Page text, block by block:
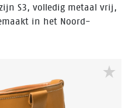
S3, volledig metaal vrij,
in het Noord-